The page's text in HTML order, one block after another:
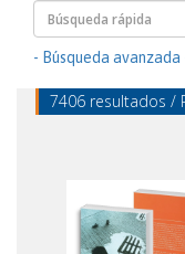
- Búsqueda avanzada
7406 resultados /